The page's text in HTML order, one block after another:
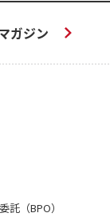
ガジン
託（BPO）